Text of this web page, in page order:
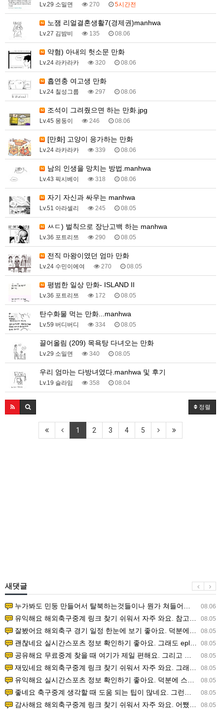
Lv.29 소밀면 270 5시간전
노잼 리얼결혼생활7(경제권)manhwa
Lv.27 김밤비 135 08.06
약혐) 아내의 헛소문 만화
Lv.24 라카라카 320 08.06
흡연충 여고생 만화
Lv.24 칠성그룹 297 08.06
조석이 그려줬으면 하는 만화.jpg
Lv.45 몽둥이 246 08.06
[만화] 고양이 응가하는 만화
Lv.24 라카라카 339 08.06
남의 인생을 망치는 방법.manhwa
Lv.43 픽시베이 318 08.06
자기 자신과 싸우는 manhwa
Lv.51 아라셀리 245 08.05
ㅆㄷ) 벌칙으로 장난고백 하는 manhwa
Lv.36 포트리쯔 290 08.05
전직 마왕이였던 엄마 만화
Lv.24 수민이에여 270 08.05
평범한 일상 만화- ISLAND II
Lv.36 포트리쯔 172 08.05
탄수화물 먹는 만화...manhwa
Lv.59 버디버디 334 08.05
끌어올림 (209) 목욕탕 다녀오는 만화
Lv.29 소밀면 340 08.05
우리 엄마는 다방녀였다.manhwa 및 후기
Lv.19 슬라임 358 08.04
정렬
1 2 3 4 5
새댓글
08.06
누가봐도 민둥 만들어서 탈북하는것들이나 뭔가 쳐들어오는 낌새를 미리 알아차리기 위함이지 저걸 전쟁준비라고 하…
08.05
유익해요 해외축구중계 링크 찾기 쉬워서 자주 와요. 참고로 무료스포츠중계 정보 확인할 때 출처 꼭 체크해요.…
08.05
잘봤어요 해외축구 경기 일정 한눈에 보기 좋아요. 덕분에 epl중계 볼 때 공식 중계 채널 먼저 찾아봐요. …
08.05
괜찮네요 실시간스포츠 정보 확인하기 좋아요. 그래도 epl중계 볼 때 공식 중계 채널 먼저 찾아봐요. 북마크…
08.05
공유해요 무료중계 찾을 때 여기가 제일 편해요. 그리고 무료스포츠중계 정보 확인할 때 출처 꼭 체크해요. 앞…
08.05
재밌네요 해외축구중계 링크 찾기 쉬워서 자주 와요. 그래서 해외축구중계도 정식 서비스로 봐야 안전해요. 다음…
08.05
유익해요 실시간스포츠 정보 확인하기 좋아요. 덕분에 스포츠중계는 합법적인 경로로만 시청하려 해요. 좋은 정보…
08.05
좋네요 축구중계 생각할 때 도움 되는 팁이 많네요. 그런데 해외축구중계도 정식 서비스로 봐야 안전해요. 다음…
08.05
감사해요 해외축구중계 링크 찾기 쉬워서 자주 와요. 어쨌든 축구무료중계도 합법적인 곳에서 봐야 마음 편해요.…